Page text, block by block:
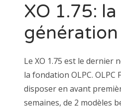
XO 1.75:
génération
Le XO 1.75 est le dernier
la fondation OLPC. OLPC
disposer en avant
semaines, de 2 modèles